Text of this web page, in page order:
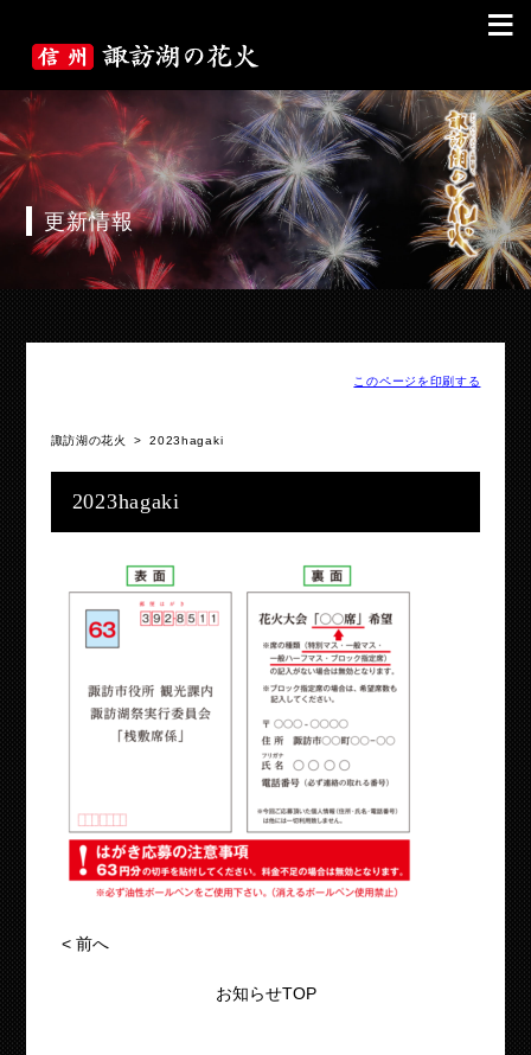
≡
更新情報
このページを印刷する
諏訪湖の花火 >2023hagaki
2023hagaki
<前へ
お知らせTOP